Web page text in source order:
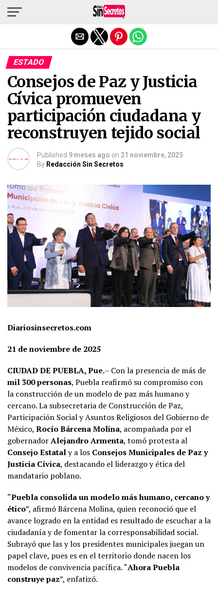
ESTADO
Consejos de Paz y Justicia
Cívica promueven
participación ciudadana y
reconstruyen tejido social
Published 9 meses ago on 21 noviembre, 2025
By Redacción Sin Secretos
Diariosinsecretos.com
21 de noviembre de 2025
CIUDAD DE PUEBLA, Pue.– Con la presencia de más de
mil 300 personas, Puebla reafirmó su compromiso con
la construcción de un modelo de paz más humano y
cercano. La subsecretaria de Construcción de Paz,
Participación Social y Asuntos Religiosos del Gobierno de
México, Rocío Bárcena Molina, acompañada por el
gobernadorAlejandro Armenta, tomó protesta al
Consejo Estataly a los Consejos Municipales de Paz y
Justicia Cívica, destacando el liderazgo y ética del
mandatario poblano.
“Puebla consolida un modelo más humano, cercano y
ético”, afirmó Bárcena Molina, quien reconoció que el
avance logrado en la entidad es resultado de escuchar a la
ciudadanía y de fomentar la corresponsabilidad social.
Subrayó que las y los presidentes municipales juegan un
papel clave, pues es en el territorio donde nacen los
modelos de convivencia pacífica. “Ahora Puebla
construye paz”, enfatizó.
Salir de la versión móvil